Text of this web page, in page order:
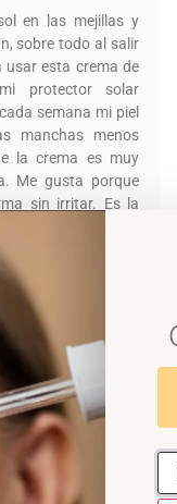
en las mejillas y
sobre todo al salir
usar esta crema de
protector solar
semana mi piel
manchas menos
la crema es muy
Me gusta porque
sin irritar. Es la
sentir que mi piel
el tono dia a dia.
Ingredientes
intensivo ,